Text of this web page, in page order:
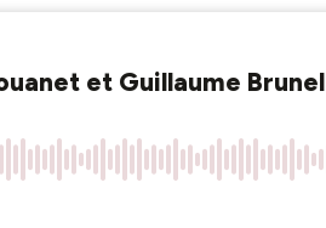
et Guillaume Brunel